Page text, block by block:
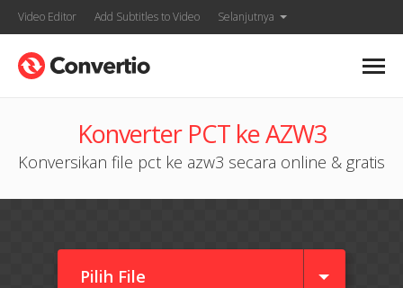
Video Editor Add Subtitles to Video Selanjutnya
Konverter PCT ke AZW3
Konversikan file pct ke azw3 secara online & gratis
Pilih File